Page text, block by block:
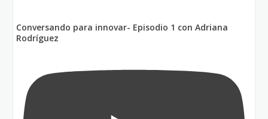
Conversando para innovar- Episodio 1 con Adriana
Rodríguez